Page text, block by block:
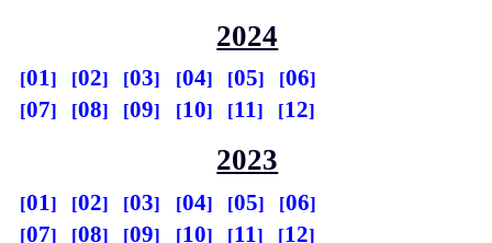
2024
01 02 03 04 05
06
07
08 09 10 11 12
2023
01 02 03 04 05
06
07
08 09 10 11 12